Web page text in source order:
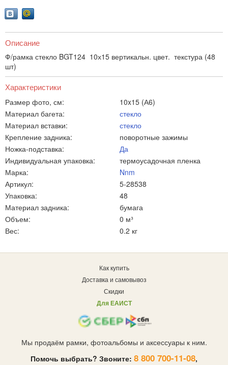
Описание
Ф/рамка стекло BGT124 10х15 вертикальн. цвет. текстура (48
шт)
Характеристики
Размер фото, см:
10x15 (А6)
Материал багета:
стекло
Материал вставки:
стекло
Крепление задника:
поворотные зажимы
Ножка-подставка:
Да
Индивидуальная упаковка:
термоусадочная пленка
Марка:
Nnm
Артикул:
5-28538
Упаковка:
48
Материал задника:
бумага
Объем:
0 м³
Вес:
0.2 кг
Как купить
Доставка и самовывоз
Скидки
Для ЕАИСТ
Мы продаём рамки, фотоальбомы и аксессуары к ним.
Помочь выбрать? Звоните: 8 800 700-11-08,